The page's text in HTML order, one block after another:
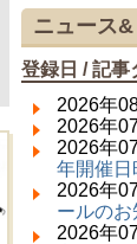
2026年
令和8年
2026年
令和8年
災講座～
2026年
令和8年
議ファシ
～」
2026年
千葉克
ニュース
登録日 / 記事
2026年
2026年
2026年
年開催日
2026年
ールの
2026年